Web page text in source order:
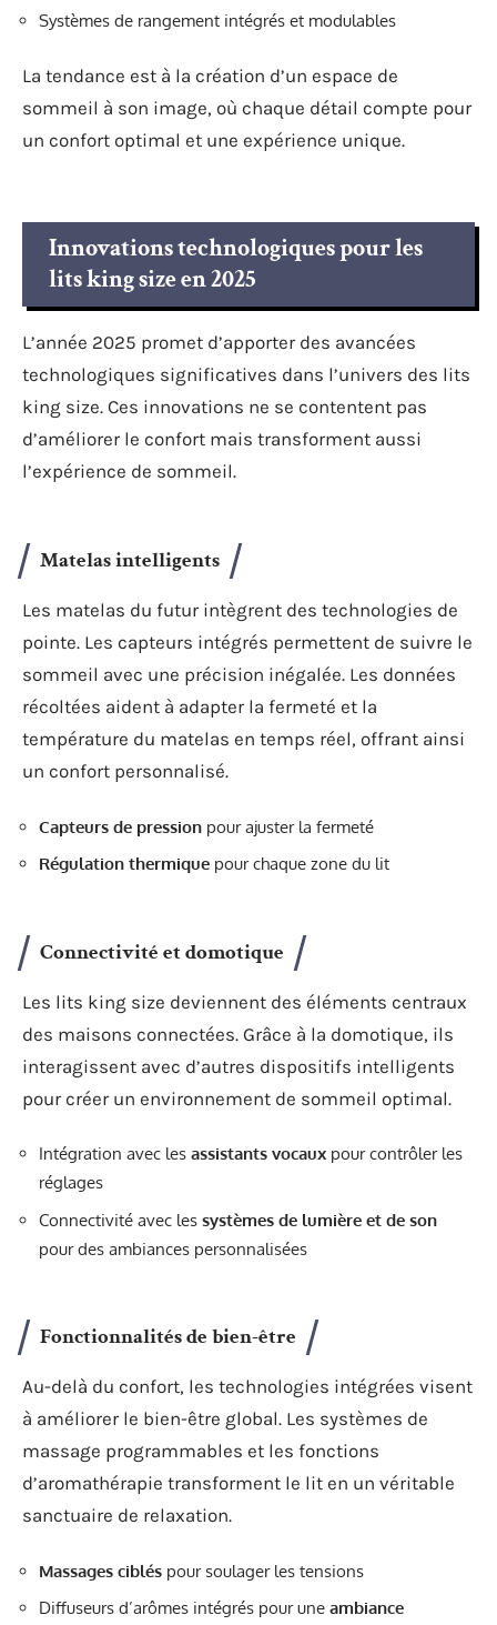
Systèmes de rangement intégrés et modulables
La tendance est à la création d’un espace de
sommeil à son image, où chaque détail compte pour
un confort optimal et une expérience unique.
Innovations technologiques pour les
lits king size en 2025
L’année 2025 promet d’apporter des avancées
technologiques significatives dans l’univers des lits
king size. Ces innovations ne se contentent pas
d’améliorer le confort mais transforment aussi
l’expérience de sommeil.
Matelas intelligents
Les matelas du futur intègrent des technologies de
pointe. Les capteurs intégrés permettent de suivre le
sommeil avec une précision inégalée. Les données
récoltées aident à adapter la fermeté et la
température du matelas en temps réel, offrant ainsi
un confort personnalisé.
Capteurs de pression pour ajuster la fermeté
Régulation thermique pour chaque zone du lit
Connectivité et domotique
Les lits king size deviennent des éléments centraux
des maisons connectées. Grâce à la domotique, ils
interagissent avec d’autres dispositifs intelligents
pour créer un environnement de sommeil optimal.
Intégration avec les assistants vocaux pour contrôler les
réglages
Connectivité avec les systèmes de lumière et de son
pour des ambiances personnalisées
Fonctionnalités de bien-être
Au-delà du confort, les technologies intégrées visent
à améliorer le bien-être global. Les systèmes de
massage programmables et les fonctions
d’aromathérapie transforment le lit en un véritable
sanctuaire de relaxation.
Massages ciblés pour soulager les tensions
Diffuseurs d’arômes intégrés pour une ambiance